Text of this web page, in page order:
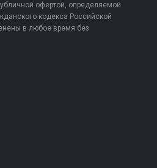
офертой, определяемой
кодекса Российской
в любое время без